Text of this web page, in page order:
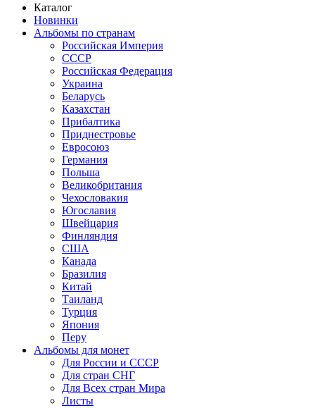
Каталог
Новинки
Альбомы по странам
Российская Империя
СССР
Российская Федерация
Украина
Беларусь
Казахстан
Прибалтика
Приднестровье
Евросоюз
Германия
Польша
Великобритания
Чехословакия
Югославия
Швейцария
Финляндия
США
Канада
Бразилия
Китай
Таиланд
Турция
Япония
Перу
Альбомы для монет
Для России и СССР
Для стран СНГ
Для Всех стран Мира
Листы